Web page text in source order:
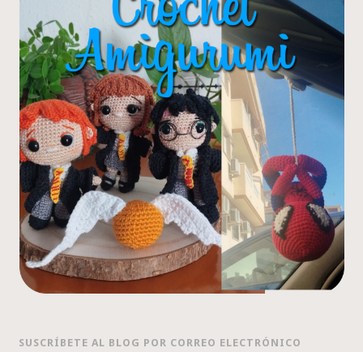
SUSCRÍBETE AL BLOG POR CORREO ELECTRÓNICO